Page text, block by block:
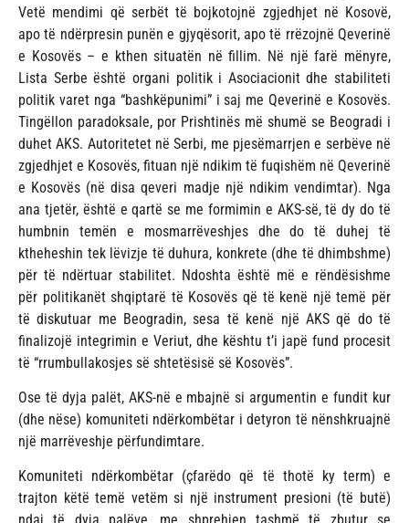
Vetë mendimi që serbët të bojkotojnë zgjedhjet në Kosovë,
apo të ndërpresin punën e gjyqësorit, apo të rrëzojnë Qeverinë
e Kosovës – e kthen situatën në fillim. Në një farë mënyre,
Lista Serbe është organi politik i Asociacionit dhe stabiliteti
politik varet nga “bashkëpunimi” i saj me Qeverinë e Kosovës.
Tingëllon paradoksale, por Prishtinës më shumë se Beogradi i
duhet AKS. Autoritetet në Serbi, me pjesëmarrjen e serbëve në
zgjedhjet e Kosovës, fituan një ndikim të fuqishëm në Qeverinë
e Kosovës (në disa qeveri madje një ndikim vendimtar). Nga
ana tjetër, është e qartë se me formimin e AKS-së, të dy do të
humbnin temën e mosmarrëveshjes dhe do të duhej të
ktheheshin tek lëvizje të duhura, konkrete (dhe të dhimbshme)
për të ndërtuar stabilitet. Ndoshta është më e rëndësishme
për politikanët shqiptarë të Kosovës që të kenë një temë për
të diskutuar me Beogradin, sesa të kenë një AKS që do të
finalizojë integrimin e Veriut, dhe kështu t’i japë fund procesit
të “rrumbullakosjes së shtetësisë së Kosovës”.
Ose të dyja palët, AKS-në e mbajnë si argumentin e fundit kur
(dhe nëse) komuniteti ndërkombëtar i detyron të nënshkruajnë
një marrëveshje përfundimtare.
Komuniteti ndërkombëtar (çfarëdo që të thotë ky term) e
trajton këtë temë vetëm si një instrument presioni (të butë)